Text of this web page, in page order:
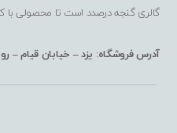
گالری گنجه درصدد است تا محصولی با
آدرس فروشگاه: یزد – خیابان قیام –